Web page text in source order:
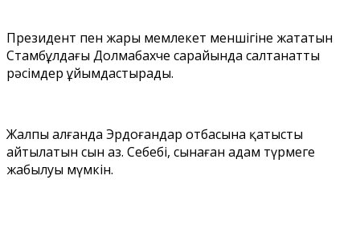
Президент пен жары мемлекет меншігіне жататын
Стамбұлдағы Долмабахче сарайында салтанатты
рәсімдер ұйымдастырады.
Жалпы алғанда Эрдоғандар отбасына қатысты
айтылатын сын аз. Себебі, сынаған адам түрмеге
жабылуы мүмкін.